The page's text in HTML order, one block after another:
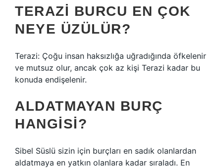
TERAZI BURCU EN ÇOK
NEYE ÜZÜLÜR?
Terazi: Çoğu insan haksızlığa uğradığında öfkelenir
ve mutsuz olur, ancak çok az kişi Terazi kadar bu
konuda endişelenir.
ALDATMAYAN BURÇ
HANGISI?
Sibel Süslü sizin için burçları en sadık olanlardan
aldatmaya en yatkın olanlara kadar sıraladı. En